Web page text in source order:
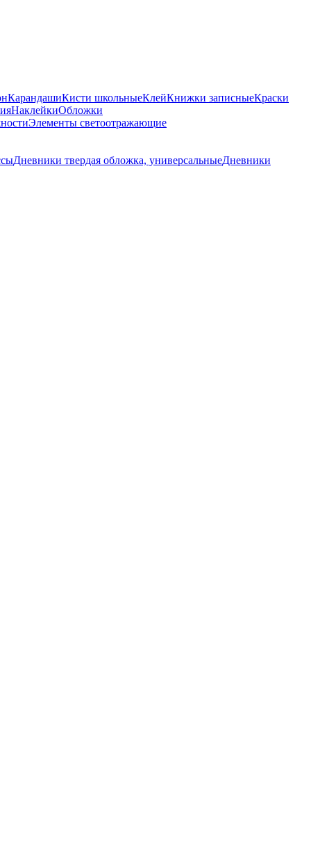
КарандашиКисти школьныеКлейКнижки записныеКраски
НаклейкиОбложки
Элементы светоотражающие
Дневники твердая обложка, универсальныеДневники